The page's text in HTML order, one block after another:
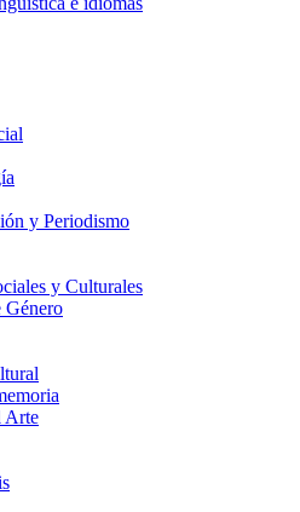
y Periodismo
y Culturales
Género
Arte